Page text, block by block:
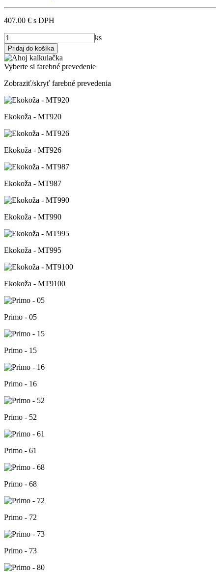
407.00 € s DPH
ks
Vyberte si farebné prevedenie
Zobraziť/skryť farebné prevedenia
Ekokoža - MT920
Ekokoža - MT926
Ekokoža - MT987
Ekokoža - MT990
Ekokoža - MT995
Ekokoža - MT9100
Primo - 05
Primo - 15
Primo - 16
Primo - 52
Primo - 61
Primo - 68
Primo - 72
Primo - 73